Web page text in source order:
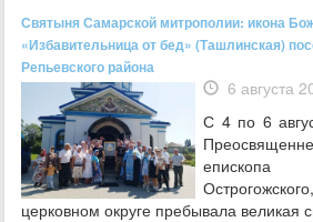
Святыня Самарской митрополии: икона
«Избавительница от бед» (Ташлинская)
Репьевского района
6 августа
С 4 по 6
епископа
церковном округе пребывала великая